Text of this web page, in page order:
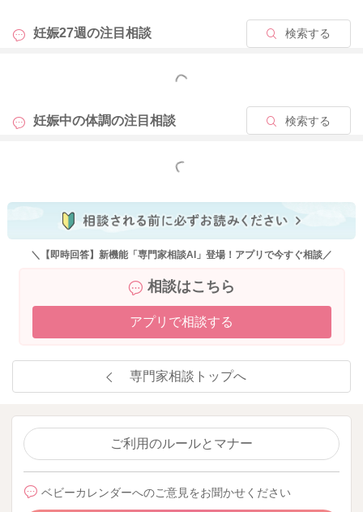
妊娠27週の注目相談 検索する
もっと見る
妊娠中の体調の注目相談 検索する
もっと見る
＼【即時回答】新機能「専門家相談AI」登場！アプリで今すぐ相談／
相談はこちら
アプリで相談する
専門家相談トップへ
ご利用のルールとマナー
ベビーカレンダーへのご意見をお聞かせください